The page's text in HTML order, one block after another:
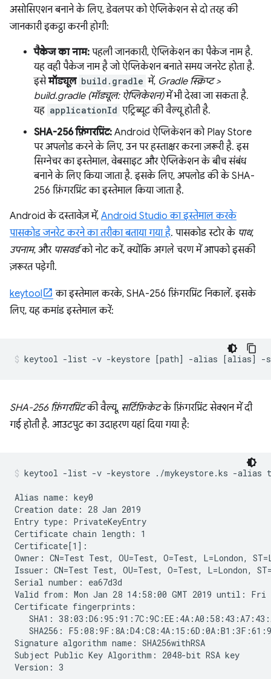
असोसिएशन बनाने के लिए, डेवलपर को ऐप्लिकेशन से दो तरह की
जानकारी इकट्ठा करनी होगी:
पैकेज का नाम: पहली जानकारी, ऐप्लिकेशन का पैकेज नाम है.
यह वही पैकेज नाम है जो ऐप्लिकेशन बनाते समय जनरेट होता है.
इसेमॉड्यूल build.gradle में, Gradle स्क्रिप्ट >
build.gradle (मॉड्यूल: ऐप्लिकेशन)में भी देखा जा सकता है.
यह applicationId एट्रिब्यूट की वैल्यू होती है.
SHA-256 फ़िंगरप्रिंट: Android ऐप्लिकेशन को Play Store
पर अपलोड करने के लिए, उन पर हस्ताक्षर करना ज़रूरी है. इस
सिग्नेचर का इस्तेमाल, वेबसाइट और ऐप्लिकेशन के बीच संबंध
बनाने के लिए किया जाता है. इसके लिए, अपलोड की के SHA-
256 फ़िंगरप्रिंट का इस्तेमाल किया जाता है.
Android के दस्तावेज़ में, Android Studio का इस्तेमाल करके
पासकोड जनरेट करने का तरीका बताया गया है. पासकोड स्टोर के पाथ,
उपनाम, और पासवर्डको नोट करें, क्योंकि अगले चरण में आपको इसकी
ज़रूरत पड़ेगी.
keytool
का इस्तेमाल करके, SHA-256 फ़िंगरप्रिंट निकालें. इसके
लिए, यह कमांड इस्तेमाल करें:
SHA-256 फ़िंगरप्रिंटकी वैल्यू, सर्टिफ़िकेटके फ़िंगरप्रिंट सेक्शन में दी
गई होती है. आउटपुट का उदाहरण यहां दिया गया है:
keytool -list -v -keystore ./mykeystore.ks -alias
Alias name: key0
Creation date: 28 Jan 2019
Entry type: PrivateKeyEntry
Certificate chain length: 1
Certificate[1]:
Owner: CN=Test Test, OU=Test, O=Test, L=London,
Issuer: CN=Test Test, OU=Test, O=Test, L=London,
Serial number: ea67d3d
Valid from: Mon Jan 28 14:58:00 GMT 2019 until: Fri
Certificate fingerprints:
SHA1:
SHA256:
Signature algorithm name: SHA256withRSA
Subject Public Key Algorithm: 2048-bit RSA key